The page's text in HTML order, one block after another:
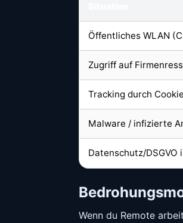
Öffentliches WLAN
Zugriff auf
Tracking durch
Malware / infizierte
Datenschutz/DSGVO
Wenn du Remote